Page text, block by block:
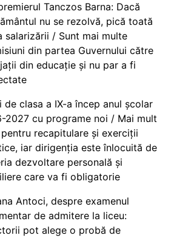
Tanczos Barna: Dacă
nu se rezolvă, pică toată
salarizării / Sunt mai multe
din partea Guvernului către
din educație și nu par a fi
de clasa a IX-a încep anul școlar
2027 cu programe noi / Mai mult
recapitulare și exerciții
iar dirigenția este înlocuită de
dezvoltare personală și
care va fi obligatorie
Antoci, despre examenul
de admitere la liceu:
pot alege o probă de